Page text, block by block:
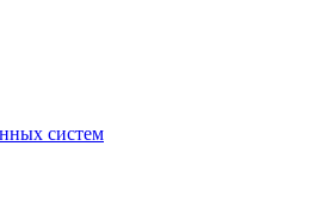
систем